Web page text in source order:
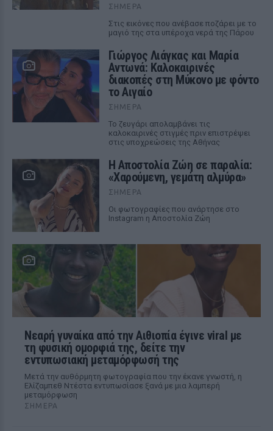
ΣΉΜΕΡΑ
Στις εικόνες που ανέβασε ποζάρει με το
μαγιό της στα υπέροχα νερά της Πάρου
Γιώργος Λιάγκας και Μαρία
Αντωνά: Καλοκαιρινές
διακοπές στη Μύκονο με φόντο
το Αιγαίο
ΣΉΜΕΡΑ
Το ζευγάρι απολαμβάνει τις
καλοκαιρινές στιγμές πριν επιστρέψει
στις υποχρεώσεις της Αθήνας
Η Αποστολία Ζώη σε παραλία:
«Χαρούμενη, γεμάτη αλμύρα»
ΣΉΜΕΡΑ
Οι φωτογραφίες που ανάρτησε στο
Instagram η Αποστολία Ζώη
Νεαρή γυναίκα από την Αιθιοπία έγινε viral με
τη φυσική ομορφιά της, δείτε την
εντυπωσιακή μεταμόρφωσή της
Μετά την αυθόρμητη φωτογραφία που την έκανε γνωστή, η
Ελίζαμπεθ Ντέστα εντυπωσίασε ξανά με μια λαμπερή
μεταμόρφωση
ΣΉΜΕΡΑ